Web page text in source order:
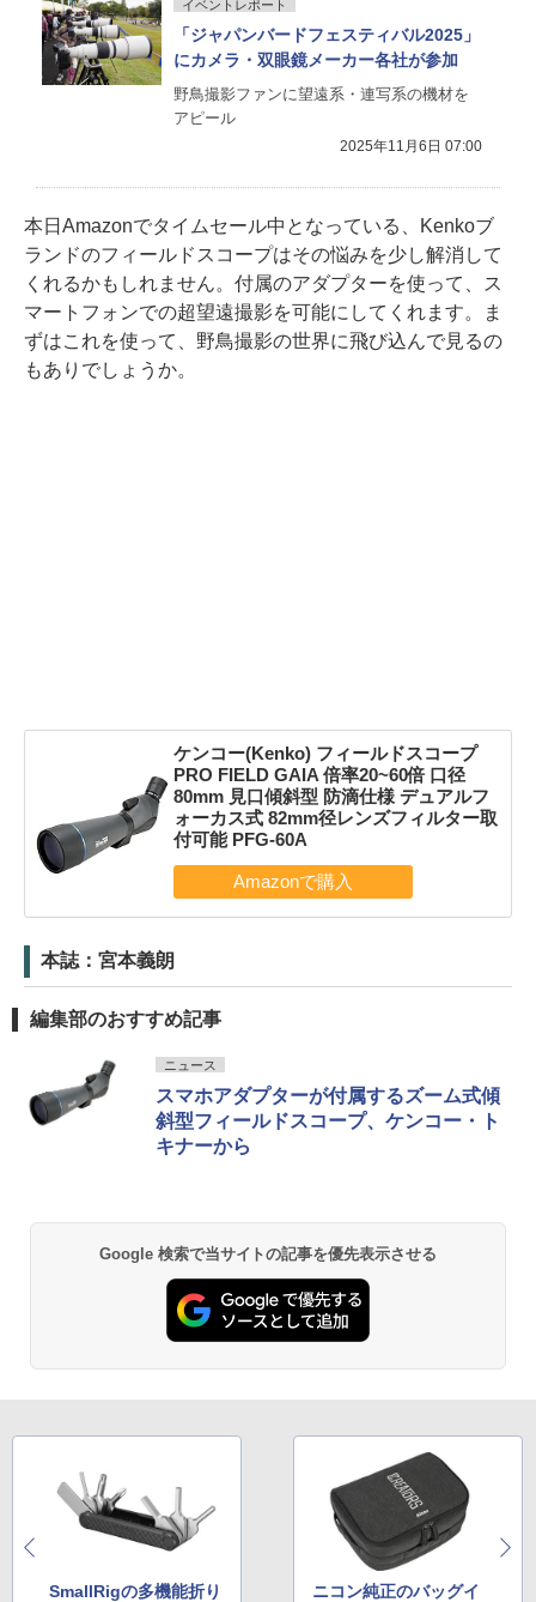
イベントレポート
「ジャパンバードフェスティバル2025」
にカメラ・双眼鏡メーカー各社が参加
野鳥撮影ファンに望遠系・連写系の機材を
アピール
2025年11月6日 07:00
本日Amazonでタイムセール中となっている、Kenkoブ
ランドのフィールドスコープはその悩みを少し解消して
くれるかもしれません。付属のアダプターを使って、ス
マートフォンでの超望遠撮影を可能にしてくれます。ま
ずはこれを使って、野鳥撮影の世界に飛び込んで見るの
もありでしょうか。
ケンコー(Kenko) フィールドスコープ
PRO FIELD GAIA 倍率20~60倍 口径
80mm 見口傾斜型 防滴仕様 デュアルフ
ォーカス式 82mm径レンズフィルター取
付可能 PFG-60A
本誌：宮本義朗
編集部のおすすめ記事
ニュース
スマホアダプターが付属するズーム式傾
斜型フィールドスコープ、ケンコー・ト
キナーから
Google 検索で当サイトの記事を優先表示させる
SmallRigの多機能折り
ニコン純正のバッグイ